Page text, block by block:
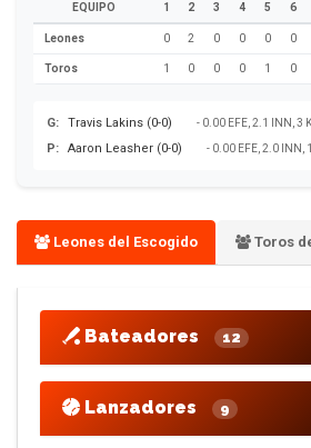
EQUIPO 1 2 3 4 5 6
Leones 0 2 0 0 0 0
Toros 1 0 0 0 1 0
G: Travis Lakins (0-0) - 0.00 EFE, 2.1 INN, 3 K
P: Aaron Leasher (0-0) - 0.00 EFE, 2.0 INN,
Leones del Escogido Toros
Bateadores 12
Lanzadores 9